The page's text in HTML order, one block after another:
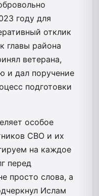
году для
отклик
главы района
ветерана,
и дал поручение
подготовки
особое
СВО и их
на каждое
перед
просто слова, а
Ислам